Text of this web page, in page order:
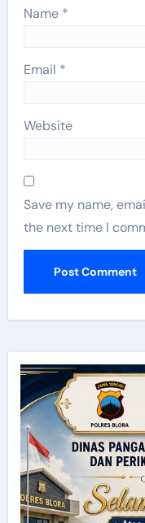
Name *
Email *
Website
Save my name,
the next time I